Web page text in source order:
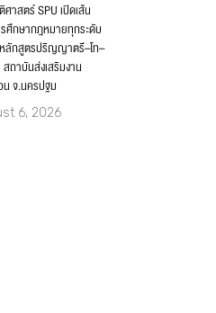
าสตร์ SPU เปิดเส้น
ศึกษากฎหมายทุกระดับ
ลักสูตรปริญญาตรี–โท–
ถาบันส่งเสริมงาน
จ.นครปฐม
6, 2026